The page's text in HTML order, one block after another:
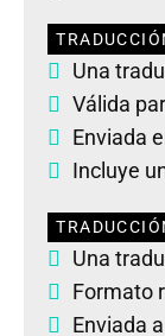
Una
Válida
Enviada
Incluye
Una
Formato
Enviada